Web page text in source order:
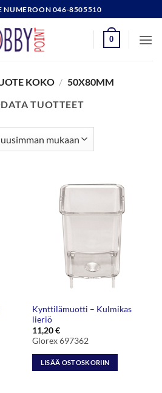
NUMEROON 046-8505510
0
KOKO / 50X80MM
TUOTTEET
Kynttilämuotti – Kulmikas
lieriö
11,20€
Glorex 697362
LISÄÄ OSTOSKORIIN